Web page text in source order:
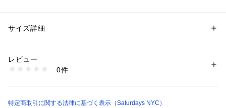
をレイアウトしたPOLOシャツ。
またナチュラルなストレッチ感のある生地で、ほど良いフィッ
性別：レディース
素材：ポリエステル 100%
商品番号：
BGM13610 （ショップ）
サイズ詳細
レビュー
0件
特定商取引に関する法律に基づく表示（Saturdays NYC）